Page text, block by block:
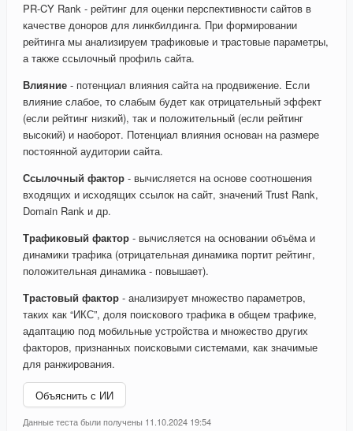
PR-CY Rank - рейтинг для оценки перспективности сайтов в
качестве доноров для линкбилдинга. При формировании
рейтинга мы анализируем трафиковые и трастовые параметры,
а также ссылочный профиль сайта.
Влияние - потенциал влияния сайта на продвижение. Если
влияние слабое, то слабым будет как отрицательный эффект
(если рейтинг низкий), так и положительный (если рейтинг
высокий) и наоборот. Потенциал влияния основан на размере
постоянной аудитории сайта.
Ссылочный фактор - вычисляется на основе соотношения
входящих и исходящих ссылок на сайт, значений Trust Rank,
Domain Rank и др.
Трафиковый фактор - вычисляется на основании объёма и
динамики трафика (отрицательная динамика портит рейтинг,
положительная динамика - повышает).
Трастовый фактор - анализирует множество параметров,
таких как “ИКС”, доля поискового трафика в общем трафике,
адаптацию под мобильные устройства и множество других
факторов, признанных поисковыми системами, как значимые
для ранжирования.
Объяснить с ИИ
Данные теста были получены 11.10.2024 19:54